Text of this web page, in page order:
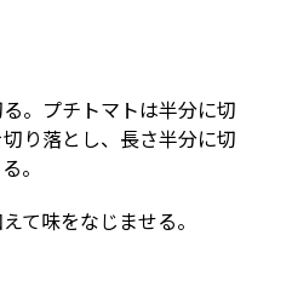
。プチトマトは半分に切
り落とし、長さ半分に切
。
て味をなじませる。